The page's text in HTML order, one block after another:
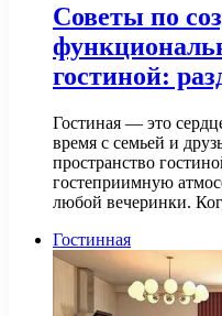
Советы по
гостиной:
Гостиная — это
время с семьей и
пространство
гостеприимную
любой вечеринки.
Гостинная